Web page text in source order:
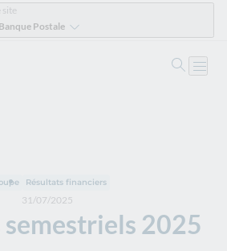
site
Postale
française
2025
31/07/2025
Résultats financiers